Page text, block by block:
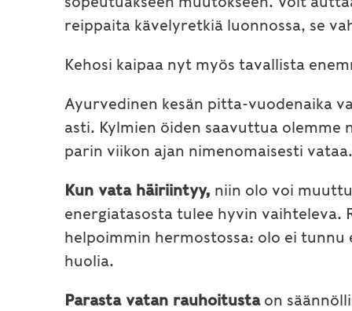
reippaita kävelyretkiä luonnossa, se
Kehosi kaipaa nyt myös tavallista
Ayurvedinen kesän pitta-vuodenaika
asti. Kylmien öiden saavuttua olemme
parin viikon ajan nimenomaisesti
Kun vata häiriintyy, niin olo voi
energiatasosta tulee hyvin vaihteleva.
helpoimmin hermostossa: olo ei tunnu
huolia.
Parasta vatan rauhoitustaon